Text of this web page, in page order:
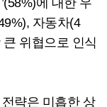
에 대한 우
자동차(4
큰 위협으로 인식
략은 미흡한 상